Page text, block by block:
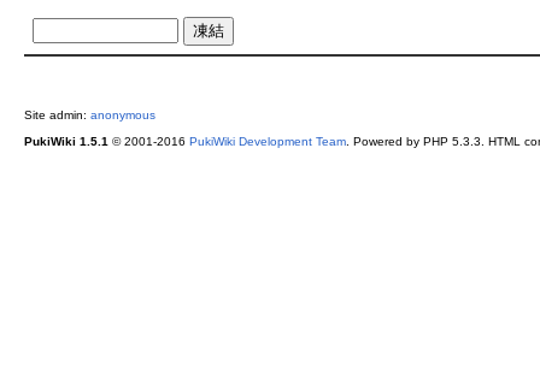
Site admin: anonymous
PukiWiki 1.5.1© 2001-2016 PukiWiki Development Team. Powered by PHP 5.3.3. HTML